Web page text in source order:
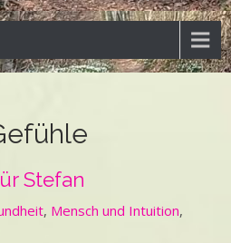
Stefan
, Mensch und Intuition,